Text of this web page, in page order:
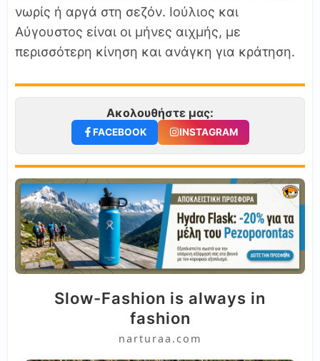
νωρίς ή αργά στη σεζόν. Ιούλιος και
Αύγουστος είναι οι μήνες αιχμής, με
περισσότερη κίνηση και ανάγκη για κράτηση.
Ακολουθήστε μας:
FACEBOOK INSTAGRAM
Slow-Fashion is always in
fashion
narturaa.com